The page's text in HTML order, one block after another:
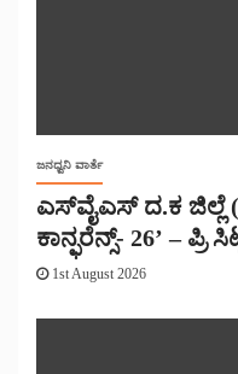
ಜನಧ್ವನಿ ವಾರ್ತೆ
ಎಸ್‌ವೈಎಸ್ ದ.ಕ ಜಿಲ್ಲೆ
ಕಾನ್ಫರೆನ್ಸ್- 26’ – ಪ್ರಿ
1st August 2026